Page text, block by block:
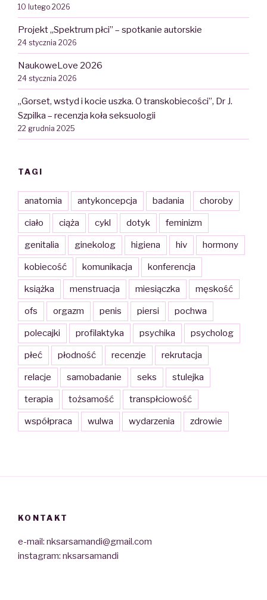
10 lutego 2026
Projekt „Spektrum płci” – spotkanie autorskie
24 stycznia 2026
NaukoweLove 2026
24 stycznia 2026
„Gorset, wstyd i kocie uszka. O transkobiecości”, Dr J.
Szpilka – recenzja koła seksuologii
22 grudnia 2025
TAGI
anatomia antykoncepcja badania choroby
ciało ciąża cykl dotyk feminizm
genitalia ginekolog higiena hiv hormony
kobiecość komunikacja konferencja
książka menstruacja miesiączka męskość
ofs orgazm penis piersi pochwa
polecajki profilaktyka psychika psycholog
płeć płodność recenzje rekrutacja
relacje samobadanie seks stulejka
terapia tożsamość transpłciowość
współpraca wulwa wydarzenia zdrowie
KONTAKT
e-mail: nksarsamandi@gmail.com
instagram: nksarsamandi